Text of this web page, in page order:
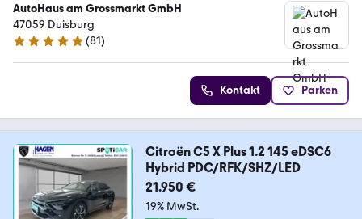
AutoHaus am Grossmarkt GmbH
47059 Duisburg
4.9 Sterne
(81)
Kontakt Parken
Citroën C5 X Plus 1.2 145 eDSC6
Hybrid PDC/RFK/SHZ/LED
21.950 €
19% MwSt.